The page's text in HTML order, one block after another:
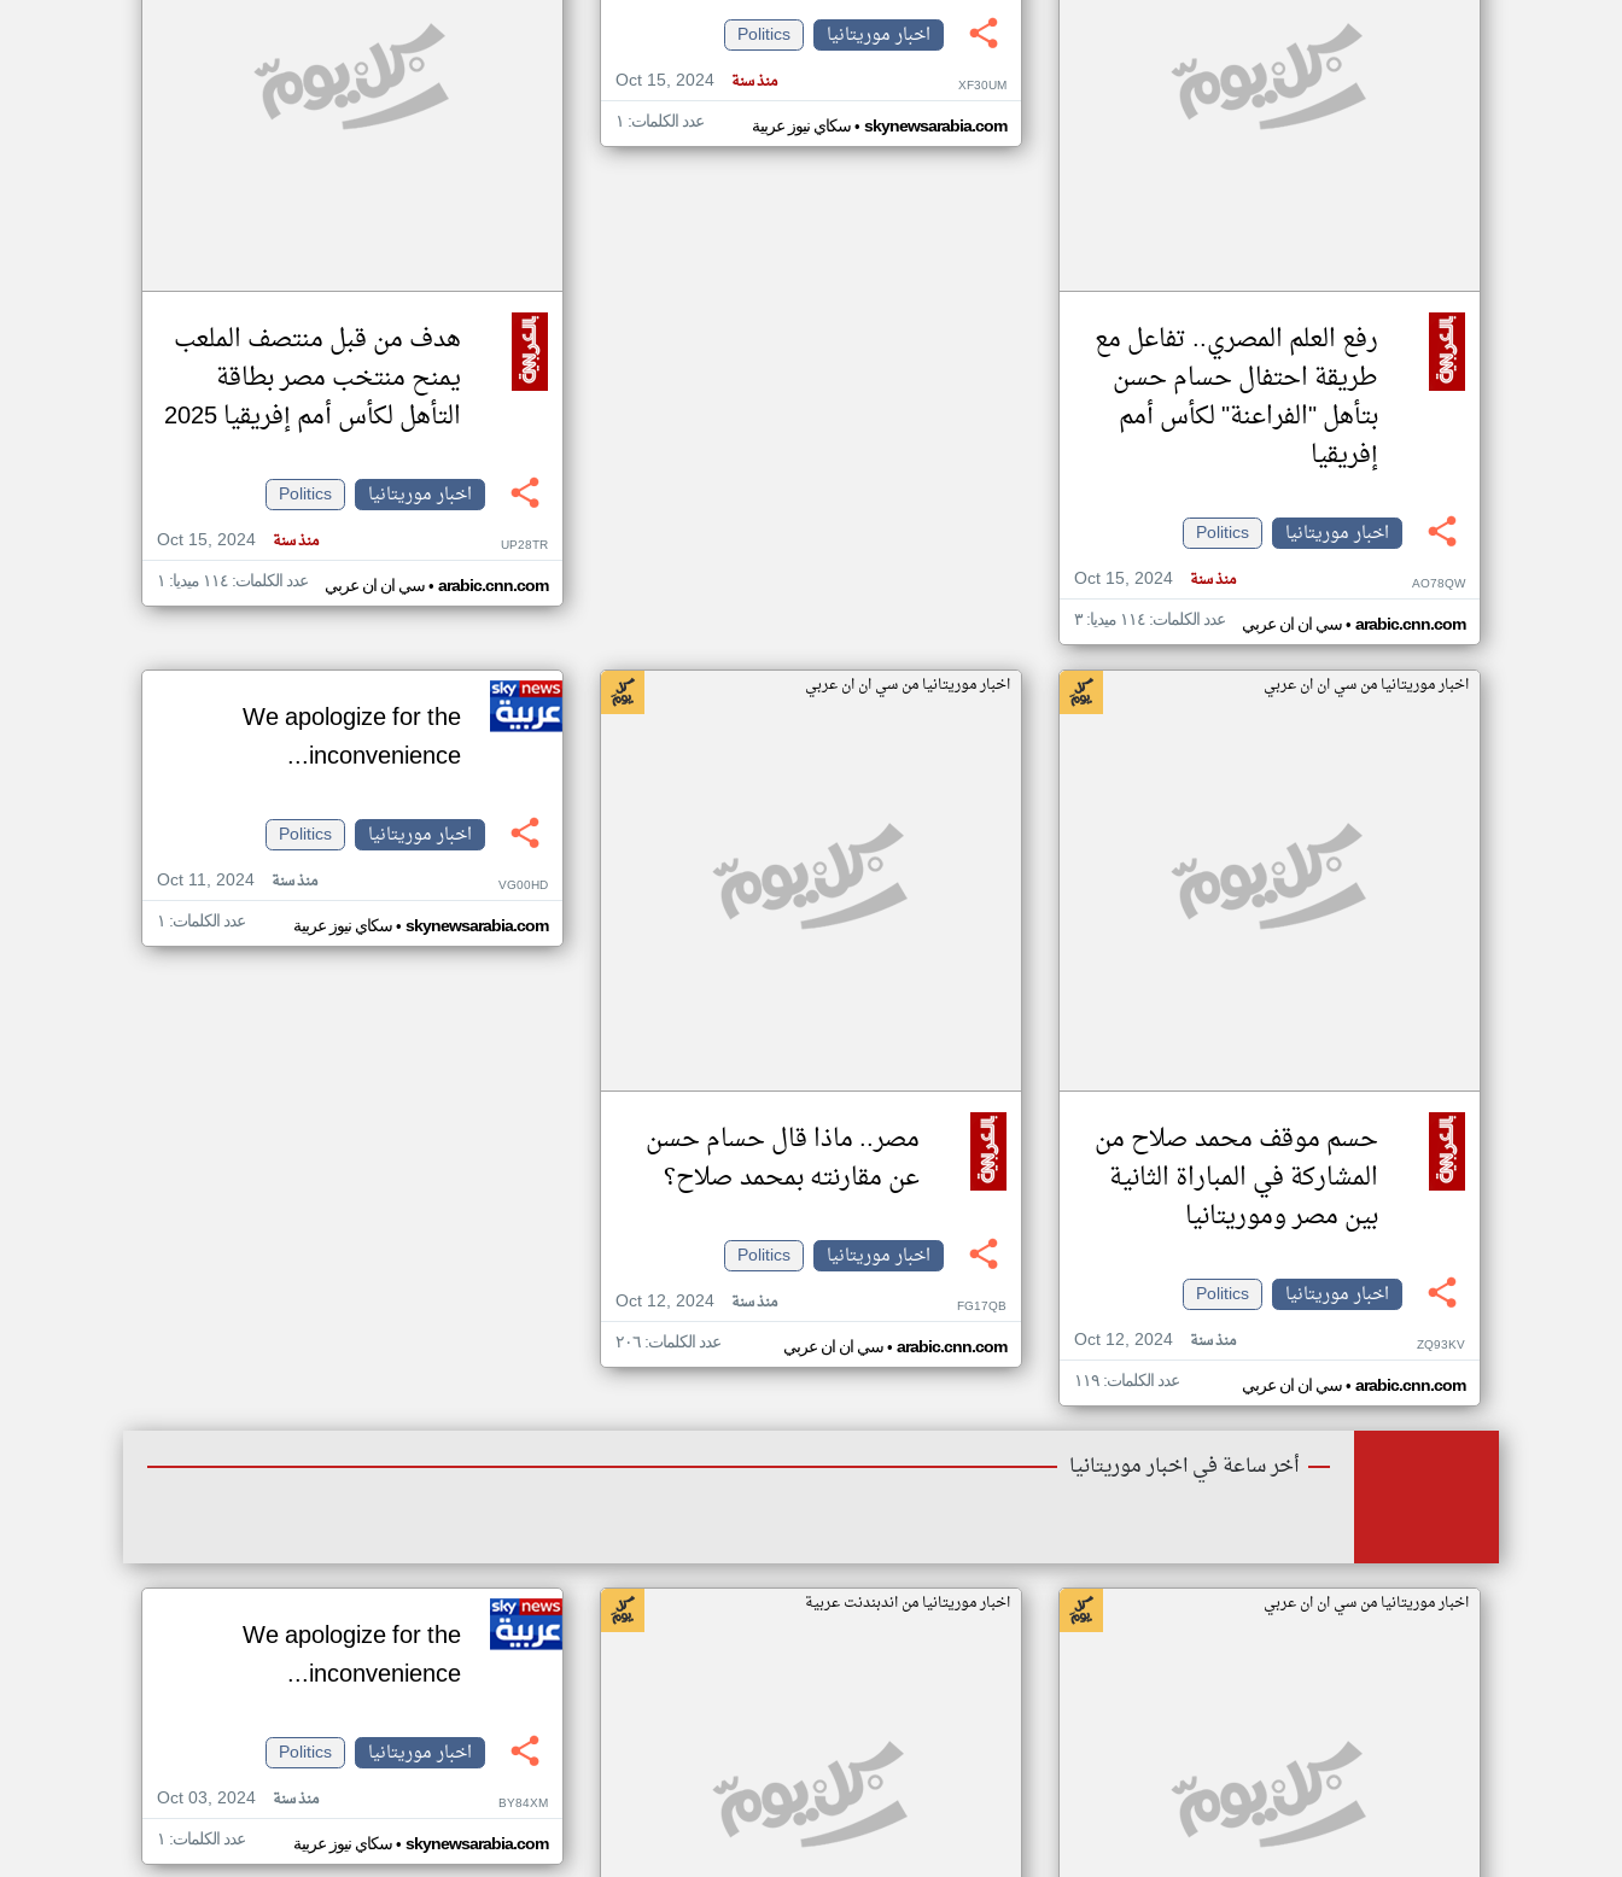
مصادر الأخبار من موريتانيا
رفع العلم المصري.. تفاعل مع
طريقة احتفال حسام حسن
بتأهل "الفراعنة" لكأس أمم
إفريقيا
اخبار موريتانيا
Politics
Oct 15, 2024
منذ سنة AO78QW
سي ان ان عربي• arabic.cnn.com عدد الكلمات: ١١٤ ميديا: ٣
اخبار موريتانيا
Politics
Oct 15, 2024
منذ سنة XF30UM
سكاي نيوز عربية• skynewsarabia.com عدد الكلمات: ١
هدف من قبل منتصف الملعب
يمنح منتخب مصر بطاقة
التأهل لكأس أمم إفريقيا 2025
اخبار موريتانيا
Politics
Oct 15, 2024
منذ سنة UP28TR
سي ان ان عربي• arabic.cnn.com عدد الكلمات: ١١٤ ميديا: ١
اخبار موريتانيا من سي ان ان عربي
حسم موقف محمد صلاح من
المشاركة في المباراة الثانية
بين مصر وموريتانيا
اخبار موريتانيا
Politics
Oct 12, 2024
منذ سنة ZQ93KV
سي ان ان عربي• arabic.cnn.com عدد الكلمات: ١١٩
اخبار موريتانيا من سي ان ان عربي
مصر.. ماذا قال حسام حسن
عن مقارنته بمحمد صلاح؟
اخبار موريتانيا
Politics
Oct 12, 2024
منذ سنة FG17QB
سي ان ان عربي• arabic.cnn.com عدد الكلمات: ٢٠٦
We apologize for the
inconvenience...
اخبار موريتانيا
Politics
Oct 11, 2024
منذ سنة VG00HD
سكاي نيوز عربية• skynewsarabia.com عدد الكلمات: ١
أخر ساعة في اخبار موريتانيا
اخبار موريتانيا من سي ان ان عربي اخبار موريتانيا من اندبندنت عربية
We apologize for the
inconvenience...
اخبار موريتانيا
Politics
Oct 03, 2024
منذ سنة BY84XM
سكاي نيوز عربية• skynewsarabia.com عدد الكلمات: ١